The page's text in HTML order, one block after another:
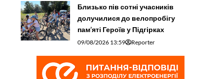
Близько пів сотні учасників
долучилися до велопробігу
пам’яті Героїв у Підгірках
09/08/2026 13:59 Reporter